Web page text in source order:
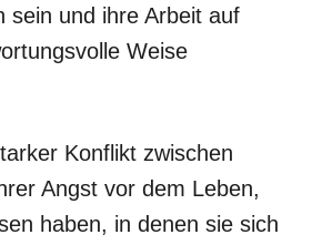
sein und ihre Arbeit auf
Weise
Konflikt zwischen
Angst vor dem Leben,
haben, in denen sie sich